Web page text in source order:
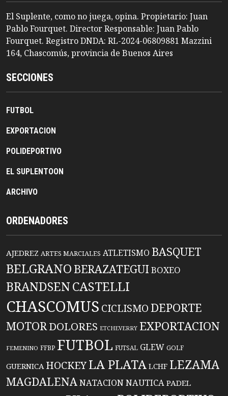
El Suplente, como no juega, opina. Propietario: Juan
Pablo Fourquet. Director Responsable: Juan Pablo
Fourquet. Registro DNDA: RL-2024-06809881 Mazzini
164, Chascomús, provincia de Buenos Aires
SECCIONES
FUTBOL
EXPORTACION
POLIDEPORTIVO
EL SUPLENTOON
ARCHIVO
ORDENADORES
AJEDREZ ARTES MARCIALES ATLETISMO BASQUET
BELGRANO BERAZATEGUIBOXEO
BRANDSENCASTELLI
CHASCOMUS CICLISMO DEPORTE
MOTORDOLORES ETCHEVERRY EXPORTACION
FEMENINO FFBP FUTBOL FUTSAL GLEW GOLF
GUERNICA HOCKEYLA PLATA LCHF LEZAMA
MAGDALENANATACIONNAUTICA PADEL